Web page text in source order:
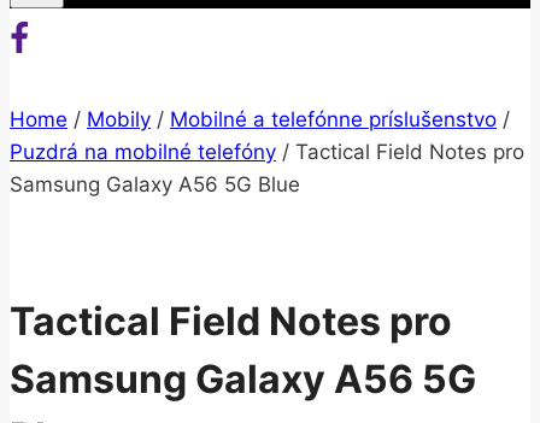
Home / Mobily / Mobilné a telefónne príslušenstvo /
Puzdrá na mobilné telefóny / Tactical Field Notes pro
Samsung Galaxy A56 5G Blue
Tactical Field Notes pro
Samsung Galaxy A56 5G